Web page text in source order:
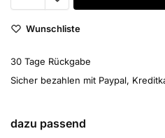
Wunschliste
30 Tage Rückgabe
Sicher bezahlen mit Paypal,
dazu passend